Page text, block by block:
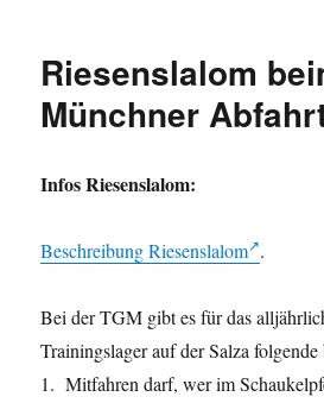
Riesenslalom
Münchner
Infos Riesenslalom:
Beschreibung Riesenslalom .
Bei der TGM gibt es für das
Trainingslager auf der Salza
1. Mitfahren darf, wer im